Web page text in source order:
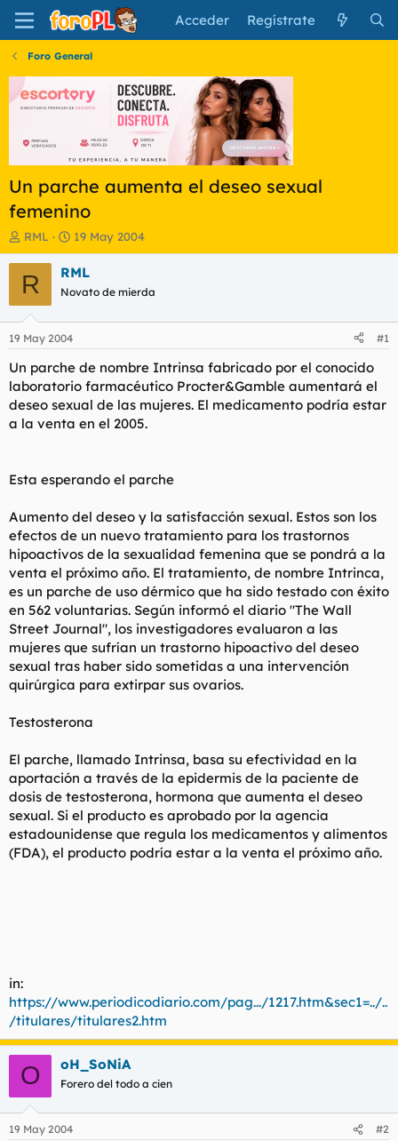
Acceder Regístrate
Foro General
Un parche aumenta el deseo sexual
femenino
I
n
i
c
a
d
o
r
d
e
l
t
a
RML
F
e
c
a
i
n
c
i
o
19 May 2004
R RML
Novato de mierda
19 May 2004 #1
Un parche de nombre Intrinsa fabricado por el conocido
laboratorio farmacéutico Procter&Gamble aumentará el
deseo sexual de las mujeres. El medicamento podría estar
a la venta en el 2005.
Esta esperando el parche
Aumento del deseo y la satisfacción sexual. Estos son los
efectos de un nuevo tratamiento para los trastornos
hipoactivos de la sexualidad femenina que se pondrá a la
venta el próximo año. El tratamiento, de nombre Intrinca,
es un parche de uso dérmico que ha sido testado con éxito
en 562 voluntarias. Según informó el diario "The Wall
Street Journal", los investigadores evaluaron a las
mujeres que sufrían un trastorno hipoactivo del deseo
sexual tras haber sido sometidas a una intervención
quirúrgica para extirpar sus ovarios.
Testosterona
El parche, llamado Intrinsa, basa su efectividad en la
aportación a través de la epidermis de la paciente de
dosis de testosterona, hormona que aumenta el deseo
sexual. Si el producto es aprobado por la agencia
estadounidense que regula los medicamentos y alimentos
(FDA), el producto podría estar a la venta el próximo año.
in:
https://www.periodicodiario.com/pag.../1217.htm&sec1=../..
/titulares/titulares2.htm
O oH_SoNiA
Forero del todo a cien
19 May 2004 #2